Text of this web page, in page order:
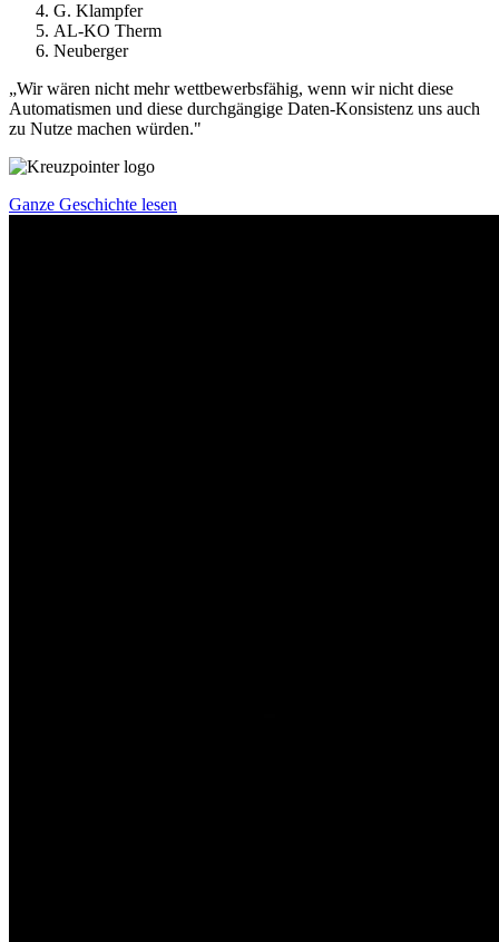
G. Klampfer
AL-KO Therm
Neuberger
„Wir wären nicht mehr wettbewerbsfähig, wenn wir nicht diese
Automatismen und diese durchgängige Daten-Konsistenz uns auch
zu Nutze machen würden."
Ganze Geschichte lesen